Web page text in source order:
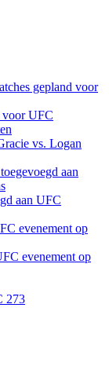
gepland voor
voor UFC
vs. Logan
aan
aan UFC
evenement op
evenement op
273